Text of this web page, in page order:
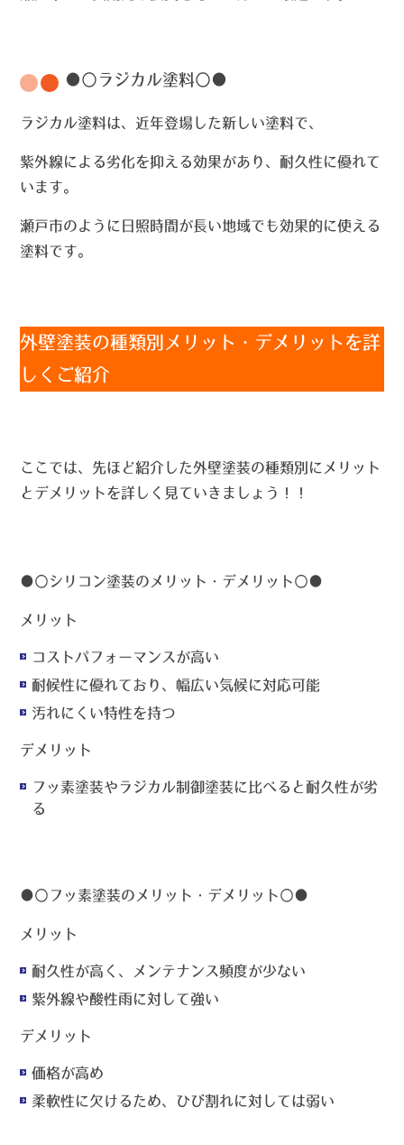
●〇ラジカル塗料〇●
ラジカル塗料は、近年登場した新しい塗料で、
紫外線による劣化を抑える効果があり、耐久性に優れて
います。
瀬戸市のように日照時間が長い地域でも効果的に使える
塗料です。
外壁塗装の種類別メリット・デメリットを詳
しくご紹介
ここでは、先ほど紹介した外壁塗装の種類別にメリット
とデメリットを詳しく見ていきましょう！！♬
●〇シリコン塗装のメリット・デメリット〇●
メリット
コストパフォーマンスが高い
耐候性に優れており、幅広い気候に対応可能
汚れにくい特性を持つ
デメリット
フッ素塗装やラジカル制御塗装に比べると耐久性が劣
る
●〇 フッ素塗装のメリット・デメリット〇●
メリット
耐久性が高く、メンテナンス頻度が少ない
紫外線や酸性雨に対して強い
デメリット
価格が高め
柔軟性に欠けるため、ひび割れに対しては弱い